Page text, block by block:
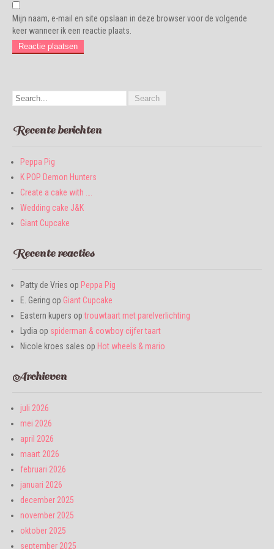
Mijn naam, e-mail en site opslaan in deze browser voor de volgende
keer wanneer ik een reactie plaats.
Recente berichten
Peppa Pig
K POP Demon Hunters
Create a cake with ….
Wedding cake J&K
Giant Cupcake
Recente reacties
Patty de Vries op Peppa Pig
E. Gering op Giant Cupcake
Eastern kupers optrouwtaart met parelverlichting
Lydia op spiderman & cowboy cijfer taart
Nicole kroes sales op Hot wheels & mario
Archieven
juli 2026
mei 2026
april 2026
maart 2026
februari 2026
januari 2026
december 2025
november 2025
oktober 2025
september 2025